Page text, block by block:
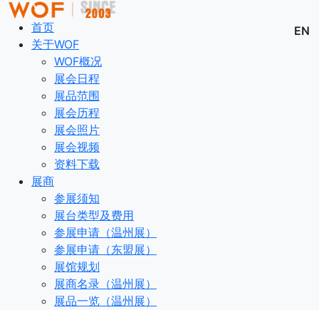
EN
首页
关于WOF
WOF概况
展会日程
展品范围
展会历程
展会照片
展会视频
资料下载
展商
参展须知
展台类型及费用
参展申请（温州展）
参展申请（东盟展）
展馆规划
展商名录（温州展）
展品一览（温州展）